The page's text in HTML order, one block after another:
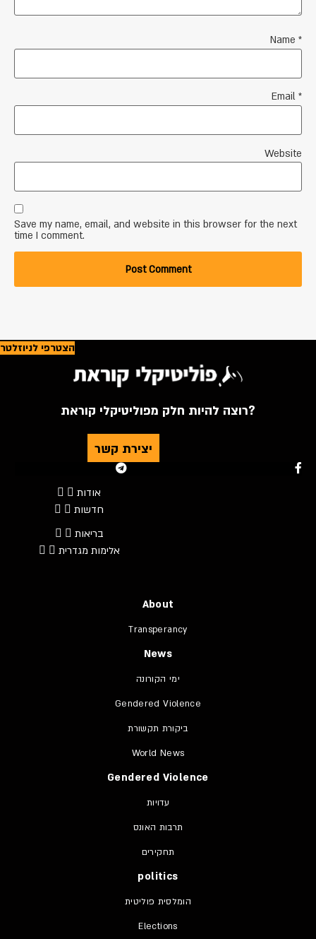
Name *
Email *
Website
Save my name, email, and website in this browser for the next
time I comment.
הצטרפי לניוזלטר
רוצה להיות חלק מפוליטיקלי קוראת?
יצירת קשר
אודות
חדשות
בריאות
אלימות מגדרית
About
Transperancy
News
ימי הקורונה
Gendered Violence
ביקורת תקשורת
World News
Gendered Violence
עדויות
תרבות האונס
תחקירים
politics
הומלסית פוליטית
Elections